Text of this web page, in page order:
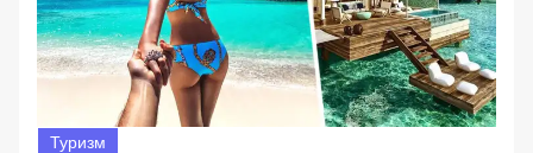
Туризм